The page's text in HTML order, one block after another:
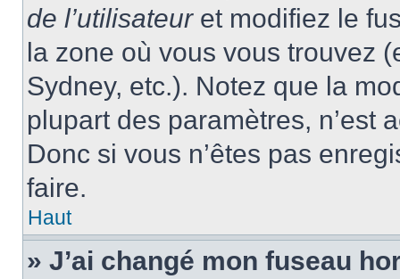
de l’utilisateuret modifiez le
la zone où vous vous trouvez
Sydney, etc.). Notez que la
plupart des paramètres, n’est
Donc si vous n’êtes pas
faire.
Haut
» J’ai changé mon fuseau